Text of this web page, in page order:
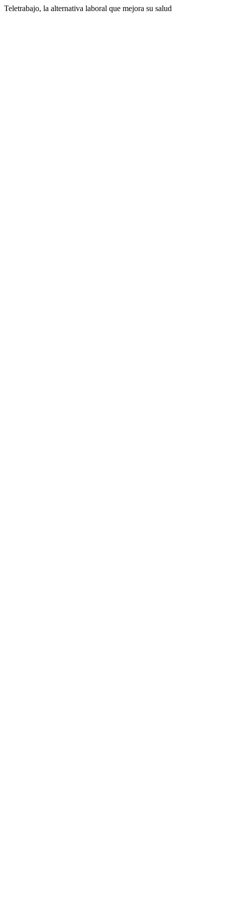
Teletrabajo, la alternativa laboral que mejora su salud